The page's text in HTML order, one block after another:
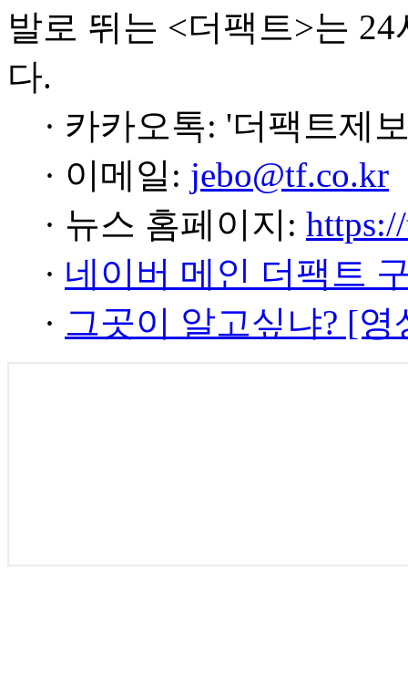
발로 뛰는 <더팩트>는
다.
· 카카오톡: '더팩트제
· 이메일: jebo@tf.co.kr
· 뉴스 홈페이지:
· 네이버 메인 더팩트
· 그곳이 알고싶냐? [